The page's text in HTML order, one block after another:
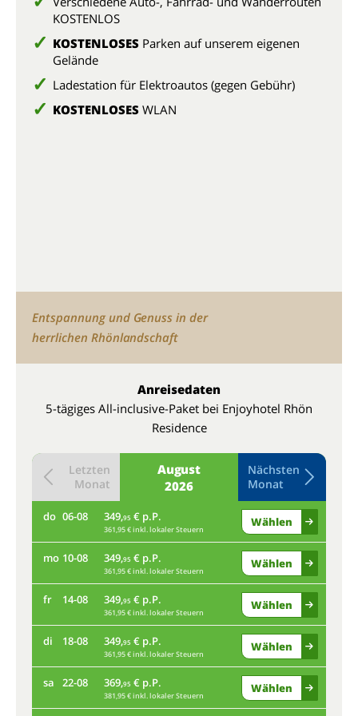
KOSTENLOS
KOSTENLOSES Parken auf unserem eigenen
Gelände
Ladestation für Elektroautos (gegen Gebühr)
KOSTENLOSES WLAN
Entspannung und Genuss in der
herrlichen Rhönlandschaft
Anreisedaten
5-tägiges All-inclusive-Paket bei Enjoyhotel Rhön
Residence
August
2026
Letzten
Monat
Nächsten
Monat
do 06-08 349,95 € p.P.
361,95 € inkl. lokaler Steuern
Wählen
mo 10-08 349,95 € p.P.
361,95 € inkl. lokaler Steuern
Wählen
fr 14-08 349,95 € p.P.
361,95 € inkl. lokaler Steuern
Wählen
di 18-08 349,95 € p.P.
361,95 € inkl. lokaler Steuern
Wählen
sa 22-08 369,95 € p.P.
381,95 € inkl. lokaler Steuern
Wählen